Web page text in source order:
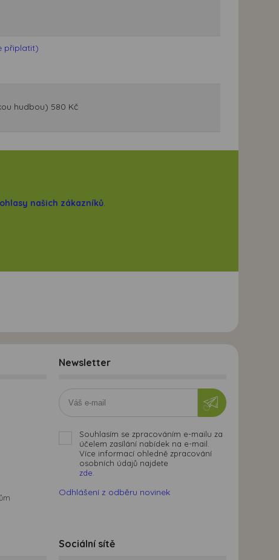
připlatit)
hudbou) 580 Kč
ohlasy našich zákazníků.
Newsletter
Souhlasím se zpracováním e-mailu za
účelem zasílání nabídek na e-mail.
Více informací ohledně zpracování
osobních údajů najdete
zde.
Odhlášení z odběru novinek
Sociální sítě